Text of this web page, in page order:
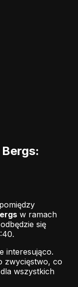
w ramach
się
interesująco.
zwycięstwo, co
wszystkich